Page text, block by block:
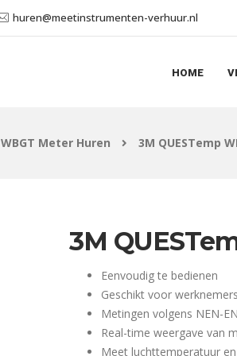
huren@meetinstrumenten-verhuur.nl
HOME
WBGT Meter Huren 3M QUESTemp
3M
Eenvoudig te bedienen
Geschikt voor
Metingen volgens NEN-
Real-time weergave van
Meet luchttemperatuur